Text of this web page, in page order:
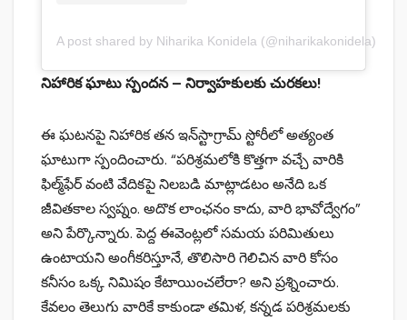
A post shared by Niharika Konidela (@niharikakonidela)
నిహారిక ఘాటు స్పందన – నిర్వాహకులకు చురకలు!
ఈ ఘటనపై నిహారిక తన ఇన్‌స్టాగ్రామ్ స్టోరీలో అత్యంత
ఘాటుగా స్పందించారు. “పరిశ్రమలోకి కొత్తగా వచ్చే వారికి
ఫిల్మ్‌ఫేర్ వంటి వేదికపై నిలబడి మాట్లాడటం అనేది ఒక
జీవితకాల స్వప్నం. అదొక లాంఛనం కాదు, వారి భావోద్వేగం”
అని పేర్కొన్నారు. పెద్ద ఈవెంట్లలో సమయ పరిమితులు
ఉంటాయని అంగీకరిస్తూనే, తొలిసారి గెలిచిన వారి కోసం
కనీసం ఒక్క నిమిషం కేటాయించలేరా? అని ప్రశ్నించారు.
కేవలం తెలుగు వారికే కాకుండా తమిళ, కన్నడ పరిశ్రమలకు